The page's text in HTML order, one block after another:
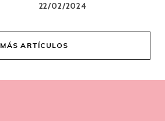
22/02/2024
MÁS ARTÍCULOS